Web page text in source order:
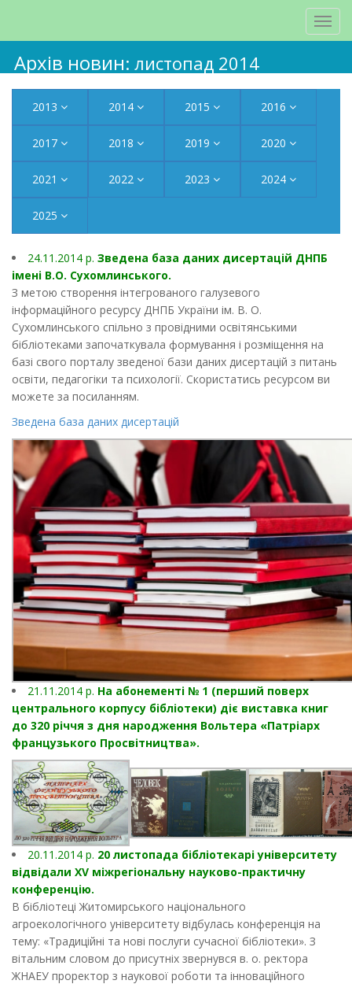
Архів новин: листопад 2014
2013 2014 2015 2016
2017 2018 2019 2020
2021 2022 2023 2024
2025
24.11.2014 р. Зведена база даних дисертацій ДНПБ
імені В.О. Сухомлинського.
З метою створення інтегрованого галузевого
інформаційного ресурсу ДНПБ України ім. В. О.
Сухомлинського спільно з провідними освітянськими
бібліотеками започаткувала формування і розміщення на
базі свого порталу зведеної бази даних дисертацій з питань
освіти, педагогіки та психології. Скористатись ресурсом ви
можете за посиланням.
Зведена база даних дисертацій
21.11.2014 р. На абонементі № 1 (перший поверх
центрального корпусу бібліотеки) діє виставка книг
до 320 річчя з дня народження Вольтера «Патріарх
французького Просвітництва».
20.11.2014 р. 20 листопада бібліотекарі університету
відвідали XV міжрегіональну науково-практичну
конференцію.
В бібліотеці Житомирського національного
агроекологічного університету відбулась конференція на
тему: «Традиційні та нові послуги сучасної бібліотеки». З
вітальним словом до присутніх звернувся в. о. ректора
ЖНАЕУ проректор з наукової роботи та інноваційного